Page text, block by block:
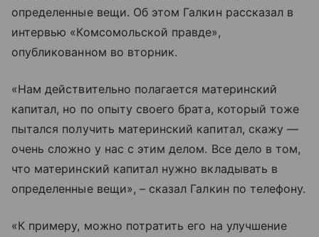
определенные вещи. Об этом Галкин рассказал в
интервью «Комсомольской правде»,
опубликованном во вторник.
«Нам действительно полагается материнский
капитал, но по опыту своего брата, который тоже
пытался получить материнский капитал, скажу —
очень сложно у нас с этим делом. Все дело в том,
что материнский капитал нужно вкладывать в
определенные вещи», – сказал Галкин по телефону.
«К примеру, можно потратить его на улучшение